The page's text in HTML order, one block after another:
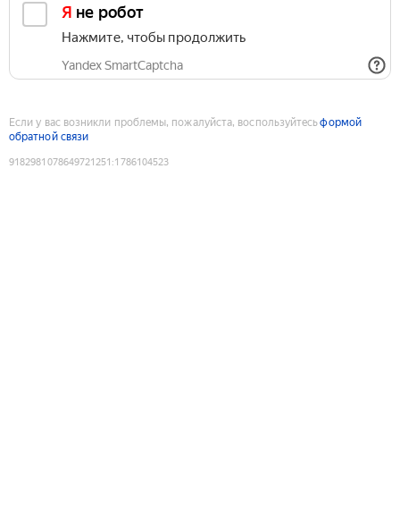
Я не робот
Нажмите, чтобы продолжить
Yandex SmartCaptcha
Если у вас возникли проблемы, пожалуйста, воспользуйтесьформой
обратной связи
9182981078649721251 :1786104523